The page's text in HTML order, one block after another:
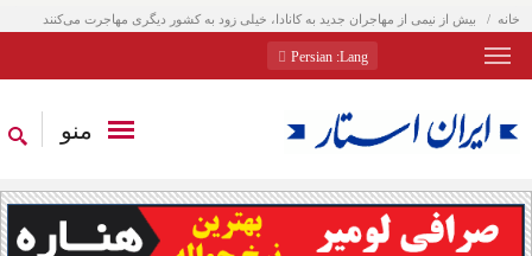
خانه بیش از نیمی از مهاجران جدید به کانادا، خیلی زود به کشور دیگری مهاجرت می‌کنند
Lang
: Persian
منو